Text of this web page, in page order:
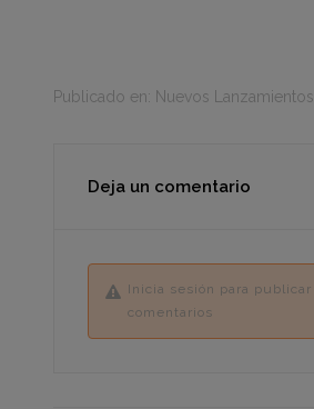
Publicado en: Nuevos Lanzamientos
Deja un comentario
Inicia sesión para publicar
comentarios